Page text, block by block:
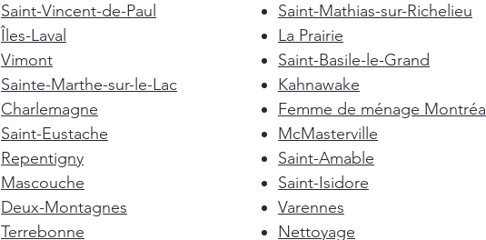
Saint-Vincent-de-Paul
Îles-Laval
Vimont
Sainte-Marthe-sur-le-Lac
Charlemagne
Saint-Eustache
Repentigny
Mascouche
Deux-Montagnes
Terrebonne
Saint-Mathias-sur-Richelieu
La Prairie
Saint-Basile-le-Grand
Kahnawake
Femme de ménage Montréal
McMasterville
Saint-Amable
Saint-Isidore
Varennes
Nettoyage